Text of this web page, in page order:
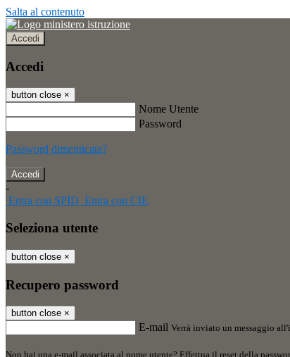
Salta al contenuto
Accedi
Accedi
button close ×
Nome Utente
Password
Password dimenticata?
-
Entra con SPID Entra con CIE
Seleziona utente
button close ×
Recupero password
button close ×
E-mail Verrà inviato un messaggio
Non hai una e-mail associata al nome utente? Effettua il reset della